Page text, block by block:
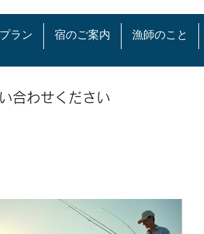
ラン 宿のご案内 漁師のこと
合わせください